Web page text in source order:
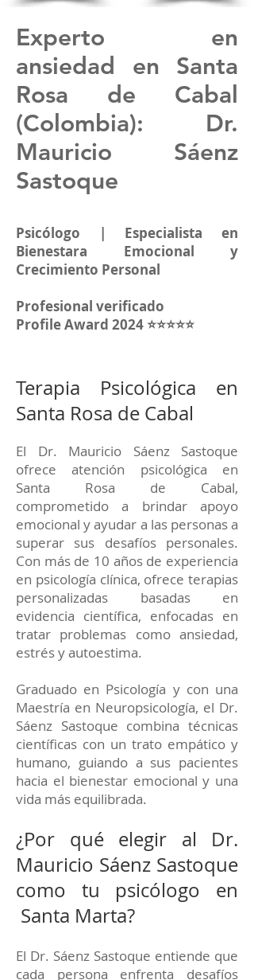
Experto en
ansiedad en Santa
Rosa de Cabal
(Colombia): Dr.
Mauricio Sáenz
Sastoque
Psicólogo | Especialista en
Bienestara Emocional y
Crecimiento Personal
Profesional verificado
Profile Award 2024 ⭐⭐⭐⭐⭐
Terapia Psicológica en
Santa Rosa de Cabal
El Dr. Mauricio Sáenz Sastoque
ofrece atención psicológica en
Santa Rosa de Cabal,
comprometido a brindar apoyo
emocional y ayudar a las personas a
superar sus desafíos personales.
Con más de 10 años de experiencia
en psicología clínica, ofrece terapias
personalizadas basadas en
evidencia científica, enfocadas en
tratar problemas como ansiedad,
estrés y autoestima.
Graduado en Psicología y con una
Maestría en Neuropsicología, el Dr.
Sáenz Sastoque combina técnicas
científicas con un trato empático y
humano, guiando a sus pacientes
hacia el bienestar emocional y una
vida más equilibrada.
¿Por qué elegir al Dr.
Mauricio Sáenz Sastoque
como tu psicólogo en
Santa Marta?
El Dr. Sáenz Sastoque entiende que
cada persona enfrenta desafíos